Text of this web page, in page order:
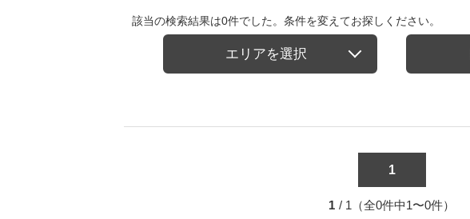
該当の検索結果は0件でした。条件を変えてお探しください。
エリアを選択
1
1 / 1（全0件中1〜0件）